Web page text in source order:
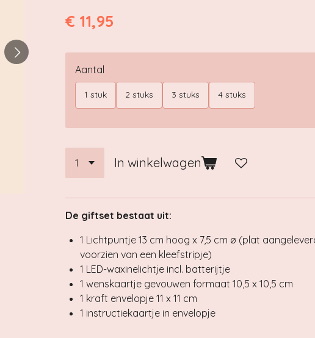
€ 11,95
Aantal
1 stuk 2 stuks 3 stuks 4 stuks
In winkelwagen
De giftset bestaat uit:
1 Lichtpuntje 13 cm hoog x 7,5 cm ø (plat
voorzien van een kleefstripje)
1 LED-waxinelichtje incl. batterijtje
1 wenskaartje gevouwen formaat 10,5 x 10,5 cm
1 kraft envelopje 11 x 11 cm
1 instructiekaartje in envelopje